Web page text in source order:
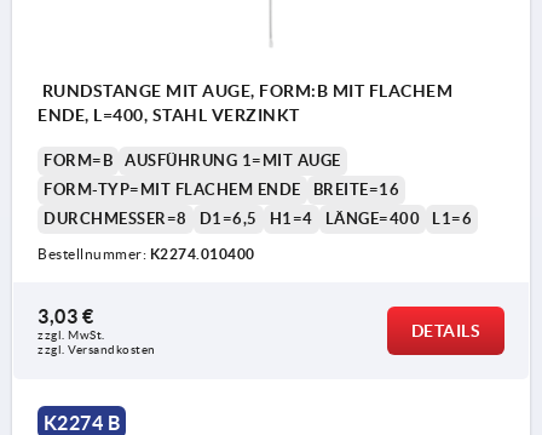
RUNDSTANGE MIT AUGE, FORM:B MIT FLACHEM
ENDE, L=400, STAHL VERZINKT
FORM=B
AUSFÜHRUNG 1=MIT AUGE
FORM-TYP=MIT FLACHEM ENDE
BREITE=16
DURCHMESSER=8
D1=6,5 H1=4 LÄNGE=400 L1=6
Bestellnummer: K2274.010400
3,03 €
zzgl. MwSt.
zzgl. Versandkosten
DETAILS
K2274 B